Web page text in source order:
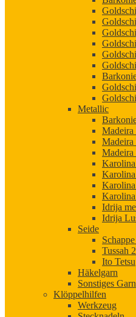
Metallic
Madeira
Madeira
Madeira
Karolina
Idrija
Idrija
Seide
Tussah
Ito Tetsu
Häkelgarn
Sonstiges Garn
Klöppelhilfen
Werkzeug